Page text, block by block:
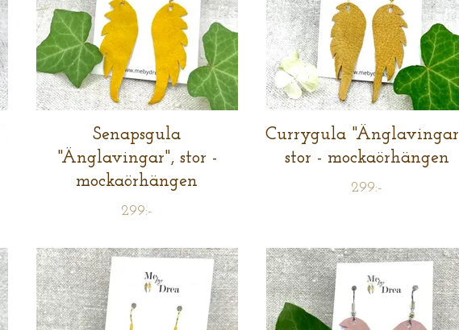
Senapsgula
"Änglavingar", stor -
mockaörhängen
299:-
Currygula
stor - mockaörhängen
299:-